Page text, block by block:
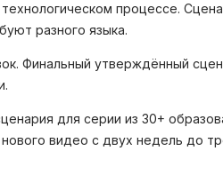
процессе.
разного языка.
Финальный утверждённый
для серии из 30+
видео с двух недель до